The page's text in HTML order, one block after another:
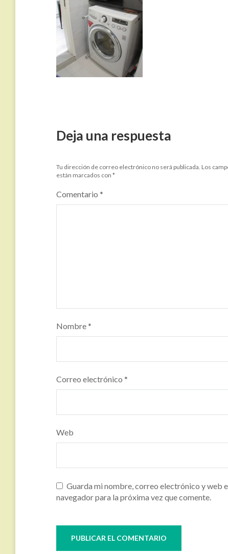
Deja una respuesta
Tu dirección de correo electrónico no será publicada. Los
están marcados con *
Comentario *
Nombre*
Correo electrónico *
Web
Guarda mi nombre, correo electrónico y web
navegador para la próxima vez que comente.